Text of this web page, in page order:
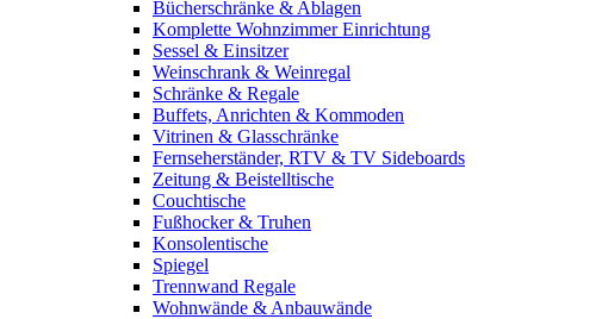
Bücherschränke & Ablagen
Komplette Wohnzimmer Einrichtung
Sessel & Einsitzer
Weinschrank & Weinregal
Schränke & Regale
Buffets, Anrichten & Kommoden
Vitrinen & Glasschränke
Fernseherständer, RTV & TV Sideboards
Zeitung & Beistelltische
Couchtische
Fußhocker & Truhen
Konsolentische
Spiegel
Trennwand Regale
Wohnwände & Anbauwände